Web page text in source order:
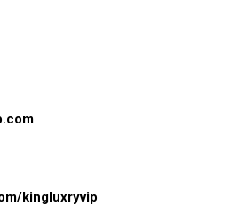
kingluxryvip